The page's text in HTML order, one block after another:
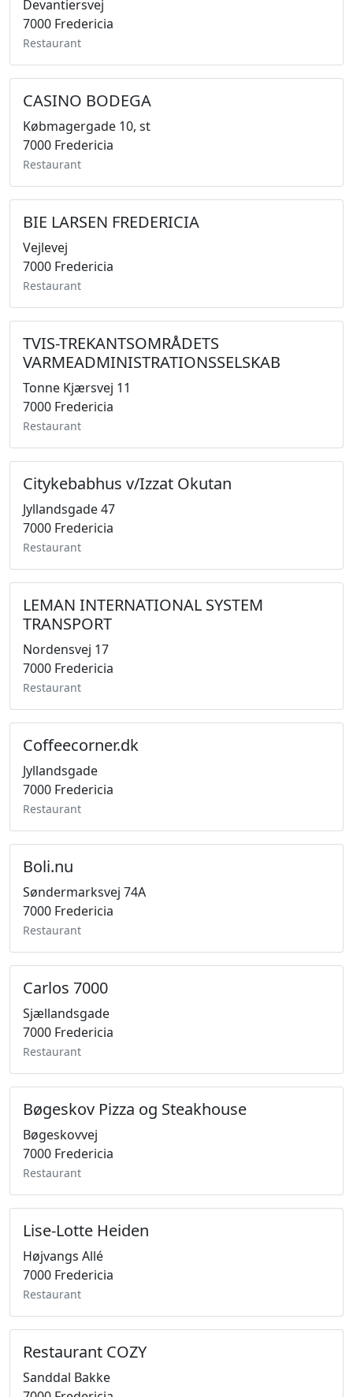
Devantiersvej
7000 Fredericia
Restaurant
CASINO BODEGA
Købmagergade 10, st
7000 Fredericia
Restaurant
BIE LARSEN FREDERICIA
Vejlevej
7000 Fredericia
Restaurant
TVIS-TREKANTSOMRÅDETS
VARMEADMINISTRATIONSSELSKAB
Tonne Kjærsvej 11
7000 Fredericia
Restaurant
Citykebabhus v/Izzat Okutan
Jyllandsgade 47
7000 Fredericia
Restaurant
LEMAN INTERNATIONAL SYSTEM
TRANSPORT
Nordensvej 17
7000 Fredericia
Restaurant
Coffeecorner.dk
Jyllandsgade
7000 Fredericia
Restaurant
Boli.nu
Søndermarksvej 74A
7000 Fredericia
Restaurant
Carlos 7000
Sjællandsgade
7000 Fredericia
Restaurant
Bøgeskov Pizza og Steakhouse
Bøgeskovvej
7000 Fredericia
Restaurant
Lise-Lotte Heiden
Højvangs Allé
7000 Fredericia
Restaurant
Restaurant COZY
Sanddal Bakke